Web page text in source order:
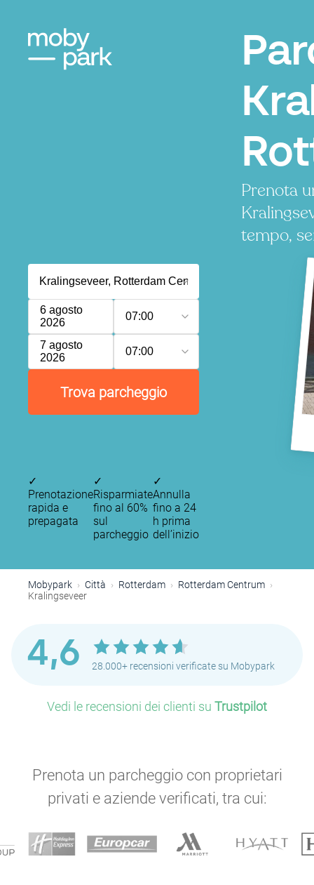
Prenota
tempo,
6 agosto
2026
07:00
7 agosto
2026
07:00
Trova parcheggio
✓
Prenotazione
rapida e
prepagata
✓
Risparmiate
fino al 60%
sul
parcheggio
✓
Annulla
fino a 24
h prima
dell’inizio
Mobypark Città Rotterdam
Rotterdam Centrum
Kralingseveer
4,6 28.000+ recensioni verificate su Mobypark
Vedi le recensioni dei clienti su Trustpilot
Prenota un parcheggio con proprietari
privati e aziende verificati, tra cui:
P